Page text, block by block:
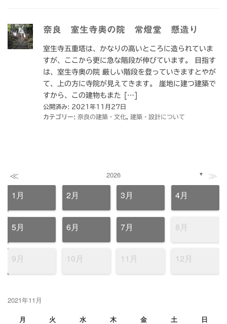
奈良 室生寺奥の院 常燈堂 懸造り
室生寺五重塔は、かなりの高いところに造られていま
すが、ここから更に急な階段が伸びています。 目指す
は、室生寺奥の院 厳しい階段を登っていきますとやが
て、上の方に寺院が見えてきます。 崖地に建つ建築で
すから、この建物もまた […]
公開済み: 2021年11月27日
カテゴリー: 奈良の建築・文化 建築・設計について
≪ 2026 ▼ ≫
1月 2月 3月 4月
5月 6月 7月 8月
9月 10月 11月 12月
2021年11月
月
火 水 木 金 土 日